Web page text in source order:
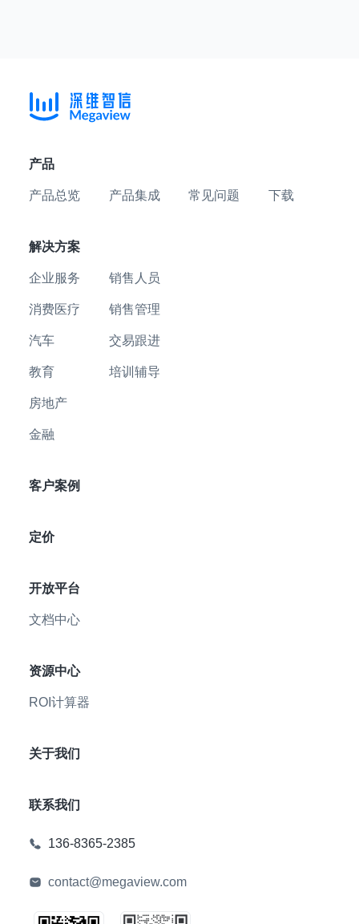
产品
产品总览 产品集成 常见问题 下载
解决方案
企业服务
消费医疗
汽车
教育
房地产
金融
销售人员
销售管理
交易跟进
培训辅导
客户案例
定价
开放平台
文档中心
资源中心
ROI计算器
关于我们
联系我们
136-8365-2385
contact@megaview.com